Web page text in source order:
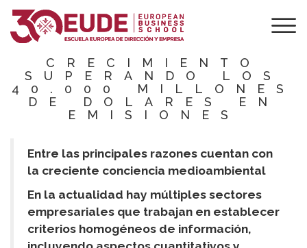
LOS GREEN
BONDS
CRECIMIENTO
SUPERANDO LOS
40.000 MILLONES
DE DOLARES EN
EMISIONES
Entre las principales razones cuentan con
la creciente conciencia medioambiental
En la actualidad hay múltiples sectores
empresariales que trabajan en establecer
criterios homogéneos de información,